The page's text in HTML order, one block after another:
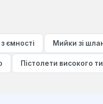
ємності Мийки зі
Пістолети високого